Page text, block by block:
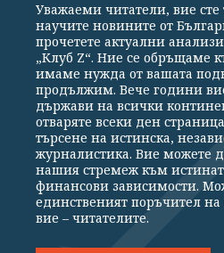
Общи условия
Реклама
Партньори
Екип
Издател на www.clubz.bg е „Клуб
Константинов" 3. Всички права
Препечатването на материали,
Уважаеми читатели, вие сте
научите новините от
прочетете актуални
„Клуб Z“. Ние се обръщаме
имаме нужда от вашата
продължим. Вече години
държави на всички
отваряте всеки ден
търсене на истинска,
журналистика. Вие можете
нашия стремеж към
финансови зависимости.
единственият поръчител
вие – читателите.